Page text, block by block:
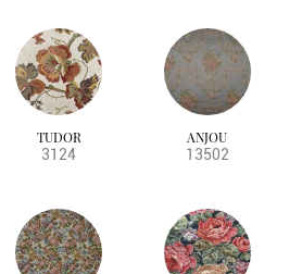
TUDOR
3124
ANJOU
13502